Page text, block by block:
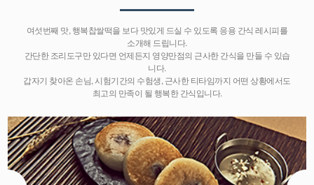
여섯번째 맛, 행복찹쌀떡을 보다 맛있게 드실 수 있도록 응용 간식 레시피를
소개해 드립니다.
간단한 조리도구만 있다면 언제든지 영양만점의 근사한 간식을 만들 수 있습
니다.
갑자기 찾아온 손님, 시험기간의 수험생, 근사한 티타임까지 어떤 상황에서도
최고의 만족이 될 행복한 간식입니다.